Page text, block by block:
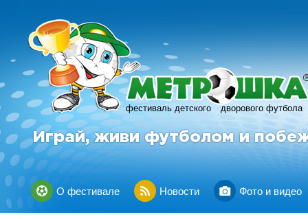
фестиваль детского дворового футбола
R
Играй, живи футболом и
О фестивале Новости Фото и видео